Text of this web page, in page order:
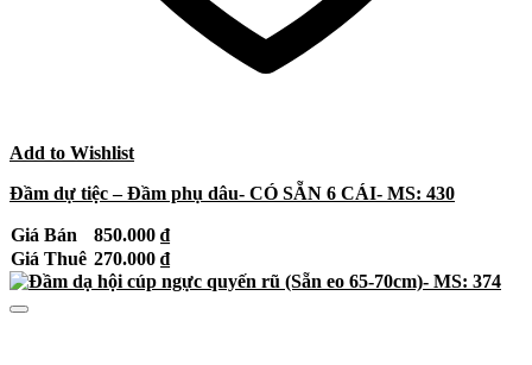
Add to Wishlist
Đầm dự tiệc – Đầm phụ dâu- CÓ SẴN 6 CÁI- MS: 430
Giá Bán 850.000 ₫
Giá Thuê 270.000 ₫